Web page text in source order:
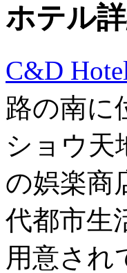
ホテル
C&D
路の南に
ショウ天
の娯楽商
代都市生
用意され